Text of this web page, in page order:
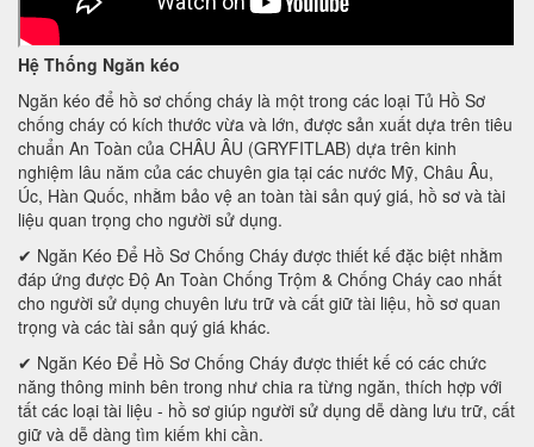
Hệ Thống Ngăn kéo
Ngăn kéo để hồ sơ chống cháy là một trong các loại Tủ Hồ Sơ
chống cháy có kích thước vừa và lớn, được sản xuất dựa trên tiêu
chuẩn An Toàn của CHÂU ÂU (GRYFITLAB) dựa trên kinh
nghiệm lâu năm của các chuyên gia tại các nước Mỹ, Châu Âu,
Úc, Hàn Quốc, nhằm bảo vệ an toàn tài sản quý giá, hồ sơ và tài
liệu quan trọng cho người sử dụng.
✔ Ngăn Kéo Để Hồ Sơ Chống Cháy được thiết kế đặc biệt nhằm
đáp ứng được Độ An Toàn Chống Trộm & Chống Cháy cao nhất
cho người sử dụng chuyên lưu trữ và cất giữ tài liệu, hồ sơ quan
trọng và các tài sản quý giá khác.
✔ Ngăn Kéo Để Hồ Sơ Chống Cháy được thiết kế có các chức
năng thông minh bên trong như chia ra từng ngăn, thích hợp với
tất các loại tài liệu - hồ sơ giúp người sử dụng dễ dàng lưu trữ, cất
giữ và dễ dàng tìm kiếm khi cần.